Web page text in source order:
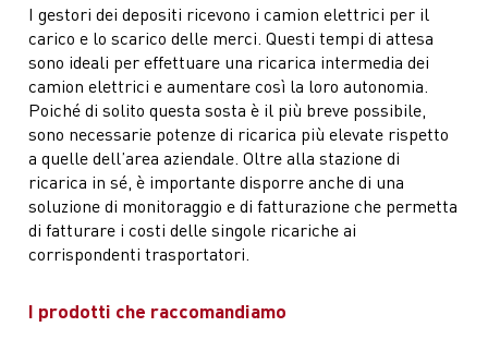
I gestori dei depositi ricevono i camion elettrici per il
carico e lo scarico delle merci. Questi tempi di attesa
sono ideali per effettuare una ricarica intermedia dei
camion elettrici e aumentare così la loro autonomia.
Poiché di solito questa sosta è il più breve possibile,
sono necessarie potenze di ricarica più elevate rispetto
a quelle dell’area aziendale. Oltre alla stazione di
ricarica in sé, è importante disporre anche di una
soluzione di monitoraggio e di fatturazione che permetta
di fatturare i costi delle singole ricariche ai
corrispondenti trasportatori.
I prodotti che raccomandiamo